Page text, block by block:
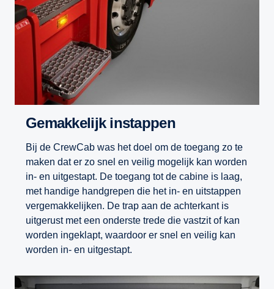
Gemakkelijk instappen
Bij de CrewCab was het doel om de toegang zo te
maken dat er zo snel en veilig mogelijk kan worden
in- en uitgestapt. De toegang tot de cabine is laag,
met handige handgrepen die het in- en uitstappen
vergemakkelijken. De trap aan de achterkant is
uitgerust met een onderste trede die vastzit of kan
worden ingeklapt, waardoor er snel en veilig kan
worden in- en uitgestapt.